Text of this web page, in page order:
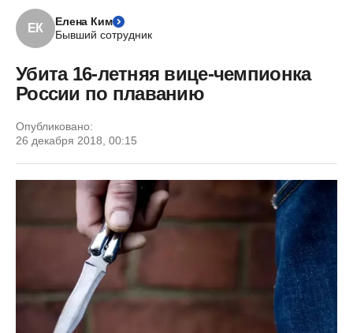
ЕК
Елена Ким
Бывший сотрудник
Убита 16-летняя вице-чемпионка
России по плаванию
Опубликовано:
26 декабря 2018, 00:15